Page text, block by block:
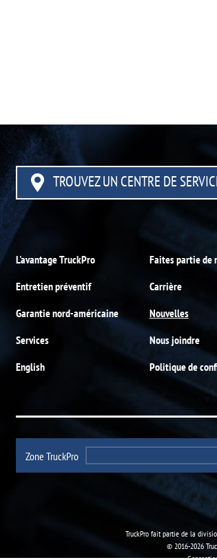
TROUVEZ UN CENTRE DE
L'avantage TruckPro
Entretien préventif
Garantie nord-américaine
Services
English
Faites partie de
Carrière
Nouvelles
Nous joindre
Politique de
Zone TruckPro
TruckPro fait partie de la
© 2016-2026